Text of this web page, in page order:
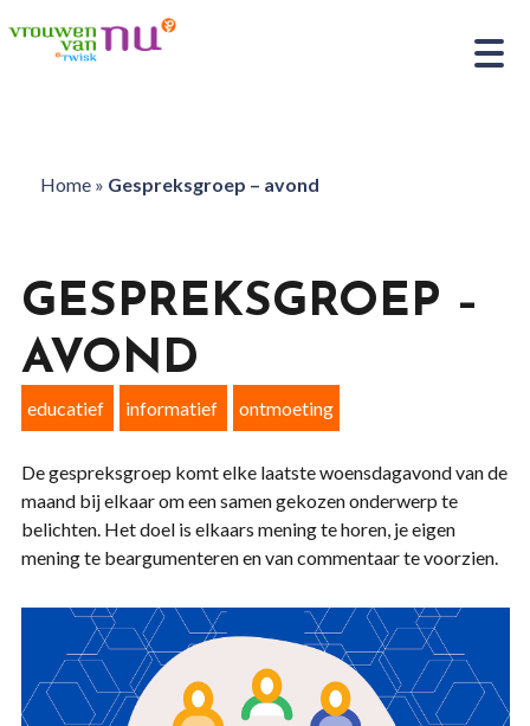
Home» Gespreksgroep – avond
GESPREKSGROEP –
AVOND
educatief informatief ontmoeting
De gespreksgroep komt elke laatste woensdagavond van de
maand bij elkaar om een samen gekozen onderwerp te
belichten. Het doel is elkaars mening te horen, je eigen
mening te beargumenteren en van commentaar te voorzien.